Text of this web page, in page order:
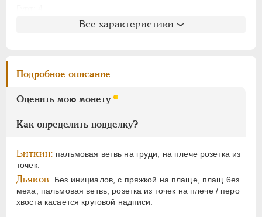
Литература и редкость
Уздеников: 0593
Дьяков ЗС: 1060 (R2)
Семёнов
Все характеристики
Подробное описание
Оценить мою монету
Как определить подделку?
Биткин: пальмовая ветвь на груди, на плече розетка из
точек.
Дьяков: Без инициалов, с пряжкой на плаще, плащ 6ез
меха, пальмовая ветвь, розетка из точек на плече / перо
хвоста касается круговой надписи.
1801-1825
АЛЕКСАНДР III
ВРЕМЕННОЕ ПРАВ. 1917-1918
ИНОСТРАННЫЕ
1768-1918